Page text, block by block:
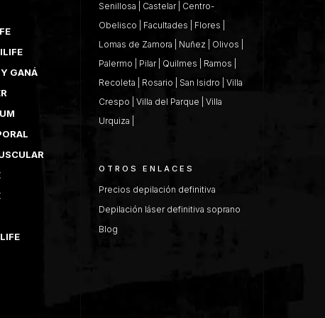
GANÁ
Senillosa
Castelar| Centro-
Obelisco
Facultades Flores
Lomas de Zamora
Nuñez Olivos
Palermo
Pilar| Quilmes Ramos
Recoleta
Rosario San Isidro
Villa
Crespo
Villa del Parque
Villa
Urquiza
OTROS ENLACES
Precios depilación definitiva
Depilación láser definitiva soprano
Blog